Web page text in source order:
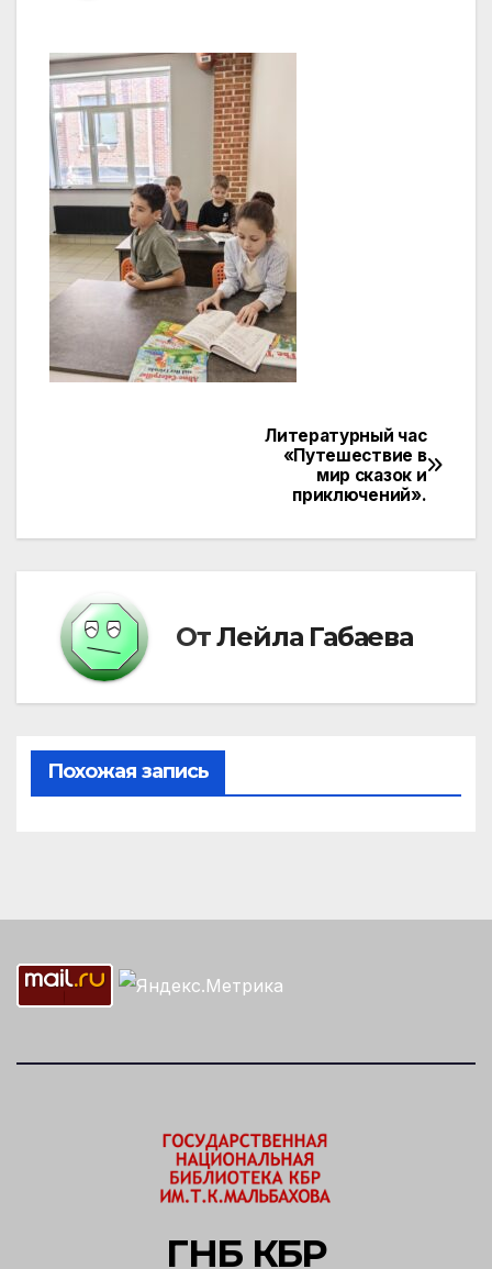
записям
Литературный час
«Путешествие в
мир сказок и
приключений».
ОтЛейла Габаева
Похожая запись
ГНБ КБР